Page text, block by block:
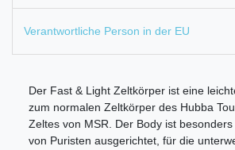
Verantwortliche Person in der EU
Der Fast & Light Zeltkörper ist eine
zum normalen Zeltkörper des Hubba
Zeltes von MSR. Der Body ist
von Puristen ausgerichtet, für die